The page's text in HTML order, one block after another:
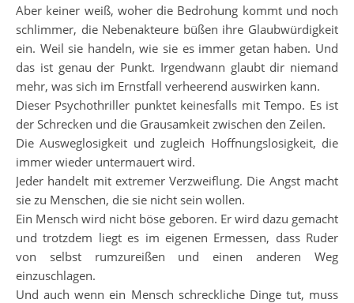
Aber keiner weiß, woher die Bedrohung kommt und noch
schlimmer, die Nebenakteure büßen ihre Glaubwürdigkeit
ein. Weil sie handeln, wie sie es immer getan haben. Und
das ist genau der Punkt. Irgendwann glaubt dir niemand
mehr, was sich im Ernstfall verheerend auswirken kann.
Dieser Psychothriller punktet keinesfalls mit Tempo. Es ist
der Schrecken und die Grausamkeit zwischen den Zeilen.
Die Ausweglosigkeit und zugleich Hoffnungslosigkeit, die
immer wieder untermauert wird.
Jeder handelt mit extremer Verzweiflung. Die Angst macht
sie zu Menschen, die sie nicht sein wollen.
Ein Mensch wird nicht böse geboren. Er wird dazu gemacht
und trotzdem liegt es im eigenen Ermessen, dass Ruder
von selbst rumzureißen und einen anderen Weg
einzuschlagen.
Und auch wenn ein Mensch schreckliche Dinge tut, muss